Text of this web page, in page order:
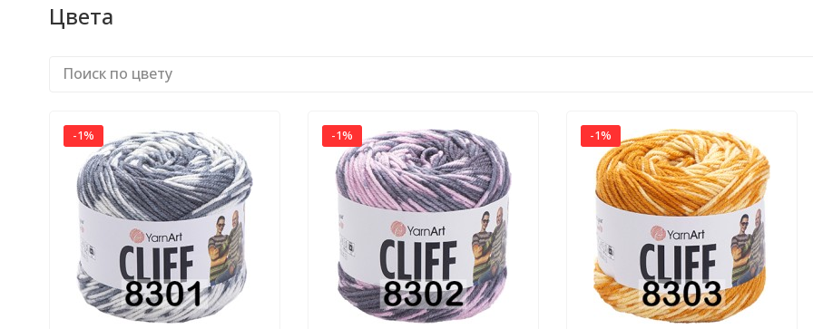
Цвета
-1% -1% -1%